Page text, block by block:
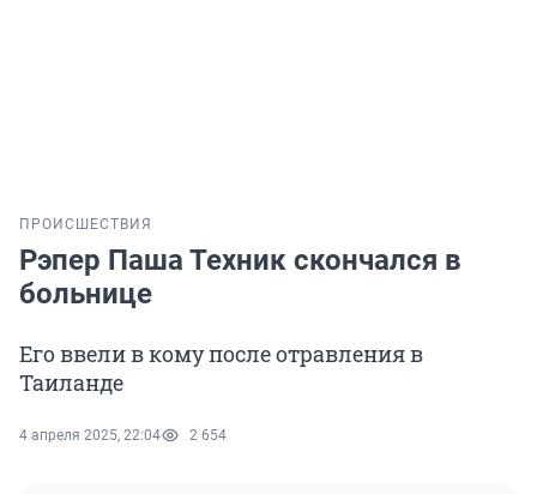
ПРОИСШЕСТВИЯ
Рэпер Паша Техник скончался в
больнице
Его ввели в кому после отравления в
Таиланде
4 апреля 2025, 22:04 2 654